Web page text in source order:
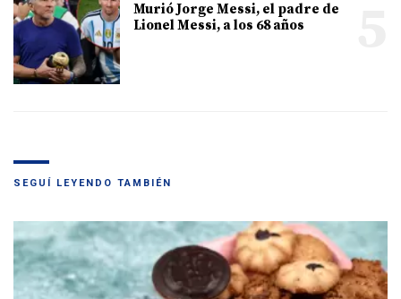
Murió Jorge Messi, el padre de
Lionel Messi, a los 68 años
SEGUÍ LEYENDO TAMBIÉN